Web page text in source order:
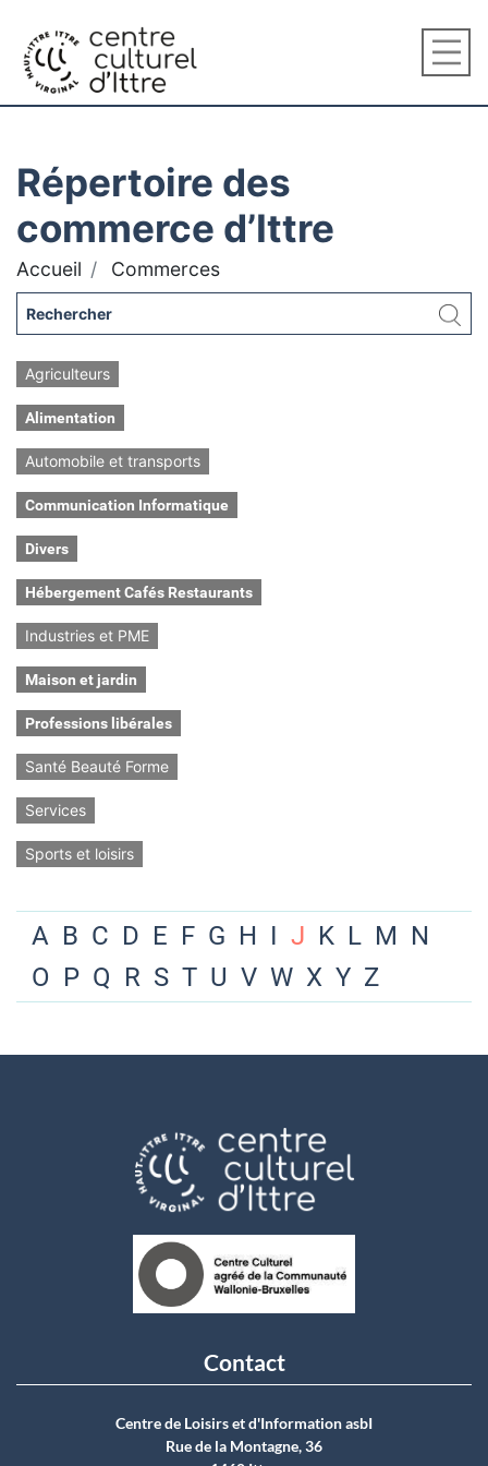
Répertoire des
commerce d’Ittre
Accueil Commerces
Agriculteurs
Alimentation
Automobile et transports
Communication Informatique
Divers
Hébergement Cafés Restaurants
Industries et PME
Maison et jardin
Professions libérales
Santé Beauté Forme
Services
Sports et loisirs
A B C D E F G H I J K L M N
O P Q R S T U V W X Y Z
Contact
Centre de Loisirs et d'Information asbI
Rue de la Montagne, 36